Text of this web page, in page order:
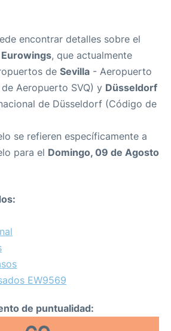
encontrar detalles sobre el
, que actualmente
de Sevilla - Aeropuerto
Aeropuerto SVQ) y Düsseldorf
de Düsseldorf (Código de
se refieren específicamente a
para el Domingo, 09 de Agosto
EW9569
de puntualidad: